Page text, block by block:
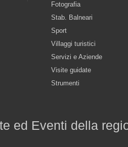
Fotografia
Stab. Balneari
Sport
Villaggi turistici
Servizi e Aziende
Visite guidate
Strumenti
ed Eventi della